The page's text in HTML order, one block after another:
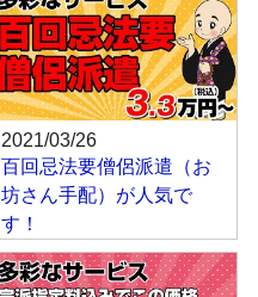
2021/03/26
百回忌法要僧侶派遣（お
坊さん手配）が人気で
す！